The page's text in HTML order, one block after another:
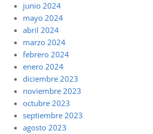
junio 2024
mayo 2024
abril 2024
marzo 2024
febrero 2024
enero 2024
diciembre 2023
noviembre 2023
octubre 2023
septiembre 2023
agosto 2023